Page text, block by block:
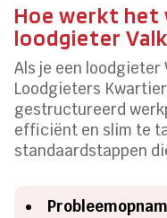
Hoe werkt het
loodgieter
Als je een
Loodgieters
gestructureerd
efficiënt en slim te
standaardstappen